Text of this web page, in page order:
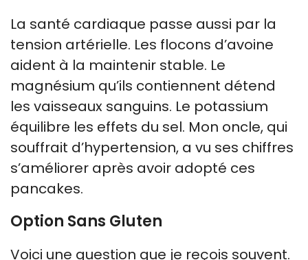
La santé cardiaque passe aussi par la
tension artérielle. Les flocons d’avoine
aident à la maintenir stable. Le
magnésium qu’ils contiennent détend
les vaisseaux sanguins. Le potassium
équilibre les effets du sel. Mon oncle, qui
souffrait d’hypertension, a vu ses chiffres
s’améliorer après avoir adopté ces
pancakes.
Option Sans Gluten
Voici une question que je reçois souvent.